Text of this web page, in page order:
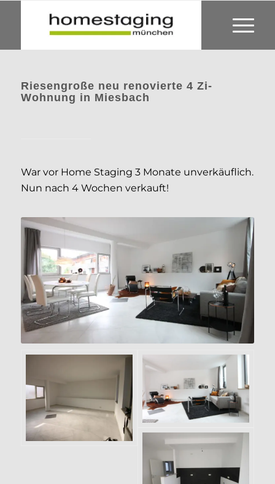
Riesengroße neu renovierte 4 Zi-
Wohnung in Miesbach
War vor Home Staging 3 Monate unverkäuflich.
Nun nach 4 Wochen verkauft!